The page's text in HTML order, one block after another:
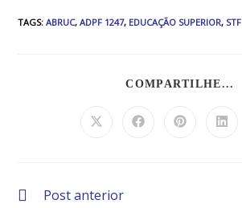
TAGS:ABRUC, ADPF 1247, EDUCAÇÃO SUPERIOR, STF
COMPARTILHE...
Post anterior